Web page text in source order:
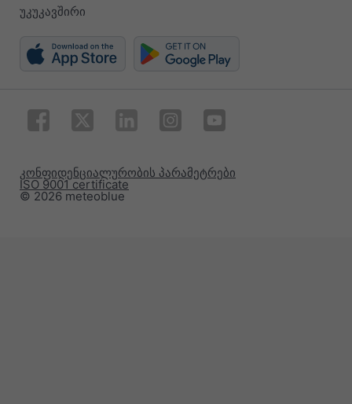
უკუკავშირი
© 2026 meteoblue
ISO 9001 certificate
კონფიდენციალურობის პარამეტრები